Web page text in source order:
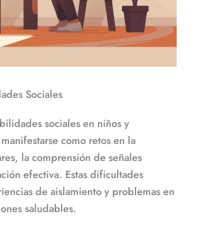
Sociales
sociales en niños y
como retos en la
la comprensión de señales
efectiva. Estas dificultades
de aislamiento y problemas en
saludables.